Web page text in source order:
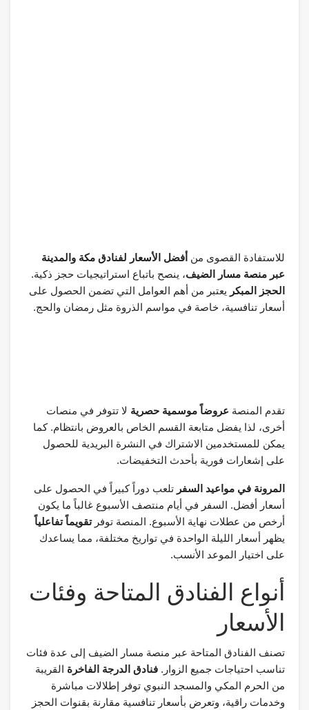
للاستفادة القصوى من أفضل الأسعار لفنادق مكة والمدينة
عبر منصة مسار الضيف، ينصح باتباع استراتيجيات حجز ذكية.
الحجز المبكر يعتبر من أهم العوامل التي تضمن الحصول على
أسعار تنافسية، خاصة في مواسم الذروة مثل رمضان والحج.
تقدم المنصة عروضاً موسمية حصرية لا تتوفر في منصات
أخرى، لذا يفضل متابعة القسم الخاص بالعروض بانتظام. كما
يمكن للمستخدمين الاشتراك في النشرة البريدية للحصول
على إشعارات فورية بأحدث التخفيضات.
المرونة في مواعيد السفر تلعب دوراً كبيراً في الحصول على
أسعار أفضل. السفر في أيام منتصف الأسبوع غالباً ما يكون
أرخص من عطلات نهاية الأسبوع. المنصة توفرتقويماً تفاعلياً
يظهر أسعار الليلة الواحدة في تواريخ مختلفة، مما يساعدك
على اختيار الموعد الأنسب.
أنواع الفنادق المتاحة وفئات
الأسعار
تصنف الفنادق المتاحة عبر منصة مسار الضيف إلى عدة فئات
تناسب احتياجات جميع الزوار. فنادق الدرجة الفاخرة القريبة
من الحرم المكي والمسجد النبوي توفر إطلالات مباشرة
وخدمات راقية، وتعرض بأسعار تنافسية مقارنة بقنوات الحجز